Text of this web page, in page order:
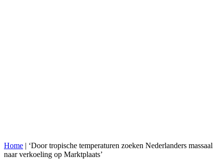
Home | ‘Door tropische temperaturen zoeken Nederlanders massaal
naar verkoeling op Marktplaats’